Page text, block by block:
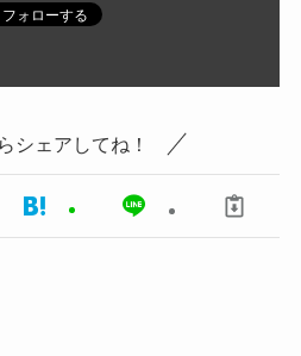
シェアしてね！